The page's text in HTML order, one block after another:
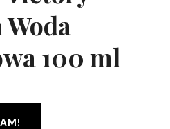
100 ml